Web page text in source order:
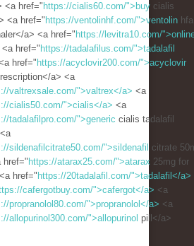
<a href=" https://cialis60.com/">buy cialis
<a href="https://ventolinhf.com/">ventolin hfa
a> <a href="https://levitra10.com/
<a href="https://tadalafilus.com/">tadalafil
href=" https://acyclovir200.com/">acyclovir
a> <a
valtrexsale.com/">valtrex</a> <a
cialis50.com/">cialis</a> <a
tadalafilpro.com/">generic cialis tadalafil
sildenafilcitrate50.com/">sildenafil citrate
href=" https://atarax25.com/">atarax 25mg for
href=" https://20tadalafil.com/">tadalafil</a>
cafergotbuy.com/">cafergot</a> <a
propranolol80.com/">propranolol</a> <a
allopurinol300.com/">allopurinol pill</a>